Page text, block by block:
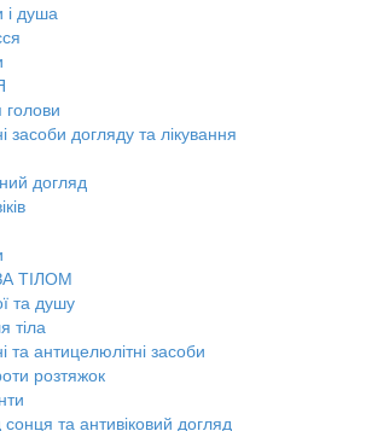
і душа
голови
засоби догляду та лікування
догляд
ТІЛОМ
та душу
тіла
та антицелюлітні засоби
розтяжок
сонця та антивіковий догляд